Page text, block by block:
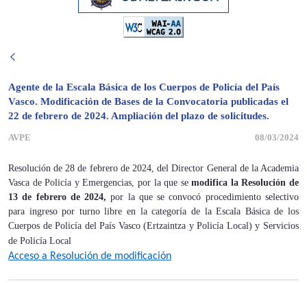
Agente de la Escala Básica de los Cuerpos de Policía del País
Vasco. Modificación de Bases de la Convocatoria publicadas el
22 de febrero de 2024. Ampliación del plazo de solicitudes.
AVPE 08/03/2024
Resolución de 28 de febrero de 2024, del Director General de la Academia
Vasca de Policía y Emergencias, por la que semodifica la Resolución de
13 de febrero de 2024, por la que se convocó procedimiento selectivo
para ingreso por turno libre en la categoría de la Escala Básica de los
Cuerpos de Policía del País Vasco (Ertzaintza y Policía Local) y Servicios
de Policía Local
Acceso a Resolución de modificación